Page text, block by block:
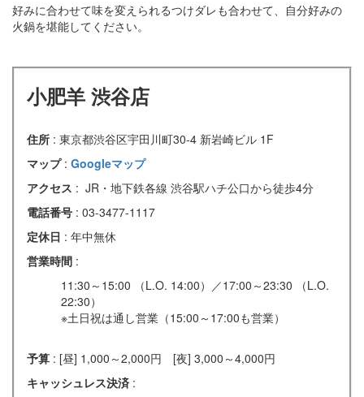
好みに合わせて味を変えられるつけダレも合わせて、自分好みの
火鍋を堪能してください。
小肥羊 渋谷店
住所 : 東京都渋谷区宇田川町30-4 新岩崎ビル 1F
マップ : Googleマップ
アクセス : JR・地下鉄各線 渋谷駅ハチ公口から徒歩4分
電話番号 : 03-3477-1117
定休日 : 年中無休
営業時間 :
11:30～15:00 （L.O. 14:00）／17:00～23:30 （L.O.
22:30）
※土日祝は通し営業（15:00～17:00も営業）
予算 : [昼] 1,000～2,000円 [夜] 3,000～4,000円
キャッシュレス決済 :